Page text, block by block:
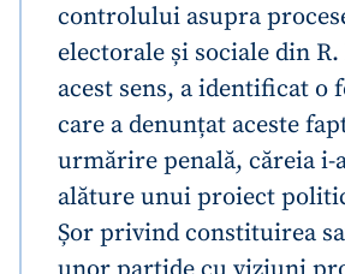
controlului asupra
electorale și sociale din
acest sens, a identificat o
care a denunțat aceste
urmărire penală, căreia i-
alăture unui proiect
Șor privind constituirea